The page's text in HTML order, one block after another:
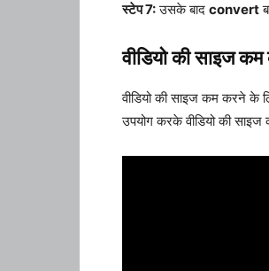
स्टेप 7:उसके बाद convert
वीडियो की साइज
वीडियो की साइज कम करने के
उपयोग करके वीडियो की